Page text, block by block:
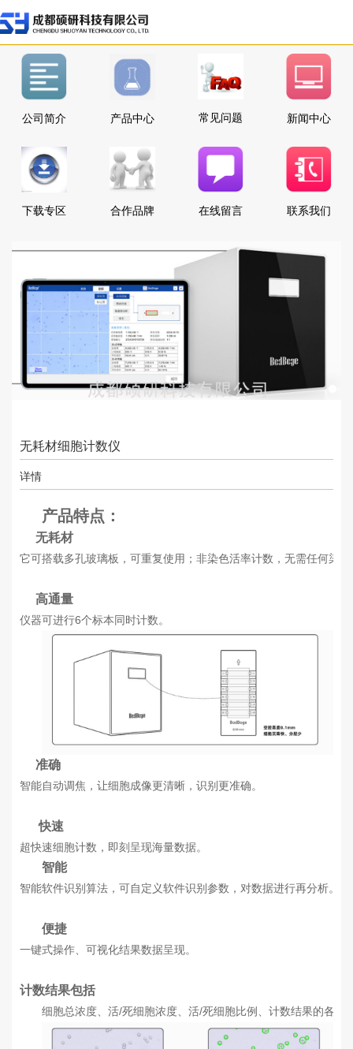
公司简介 产品中心 常见问题 新闻中心
下载专区 合作品牌 在线留言 联系我们
无耗材细胞计数仪
详情
产品特点：
无耗材
它可搭载多孔玻璃板，可重复使用；非染色活率计数，无需任何染
高通量
仪器可进行6个标本同时计数。
准确
智能自动调焦，让细胞成像更清晰，识别更准确。
快速
超快速细胞计数，即刻呈现海量数据。
智能
智能软件识别算法，可自定义软件识别参数，对数据进行再分析。
便捷
一键式操作、可视化结果数据呈现。
计数结果包括
细胞总浓度、活/死细胞浓度、活/死细胞比例、计数结果的各种